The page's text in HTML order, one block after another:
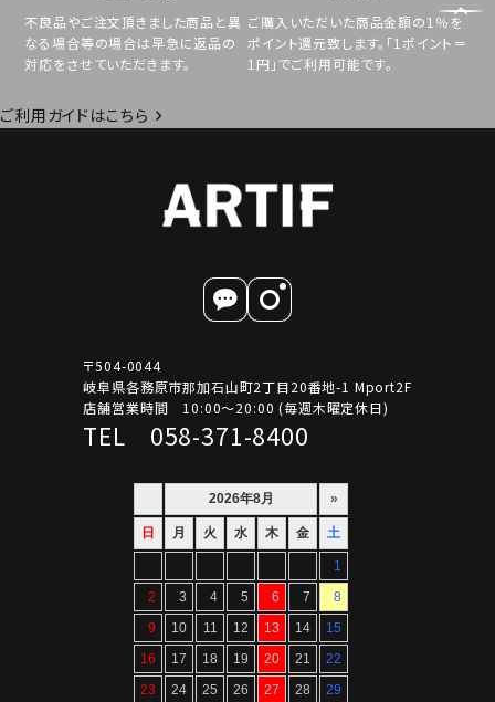
不良品やご注文頂きました商品と異
なる場合等の場合は早急に返品の
対応をさせていただきます。
ご購入いただいた商品金額の1％を
ポイント還元致します。「1ポイント＝
1円」でご利用可能です。
ご利用ガイドはこちら
〒504-0044
岐阜県各務原市那加石山町2丁目20番地-1 Mport2F
店舗営業時間 10:00～20:00 (毎週木曜定休日)
TEL 058-371-8400